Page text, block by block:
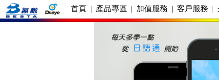
首頁 | 產品專區 | 加值服務 | 客戶服務 |